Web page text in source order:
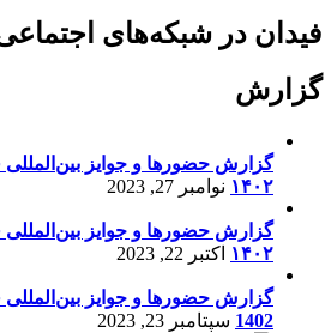
فیدان در شبکه‌های
گزارش
گزارش حضورها و جوایز بین‌المللی
۱۴۰۲ نوامبر 27, 2023
گزارش حضورها و جوایز بین‌المللی
۱۴۰۲ اکتبر 22, 2023
گزارش حضورها و جوایز بین‌المللی
1402 سپتامبر 23, 2023